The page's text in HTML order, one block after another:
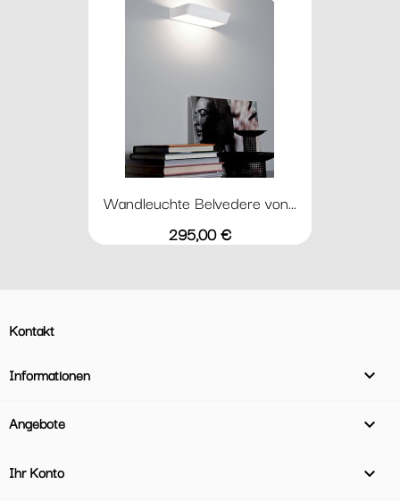
Wandleuchte Belvedere von...
Preis
295,00 €
Kontakt
Informationen 
Angebote 
Ihr Konto
